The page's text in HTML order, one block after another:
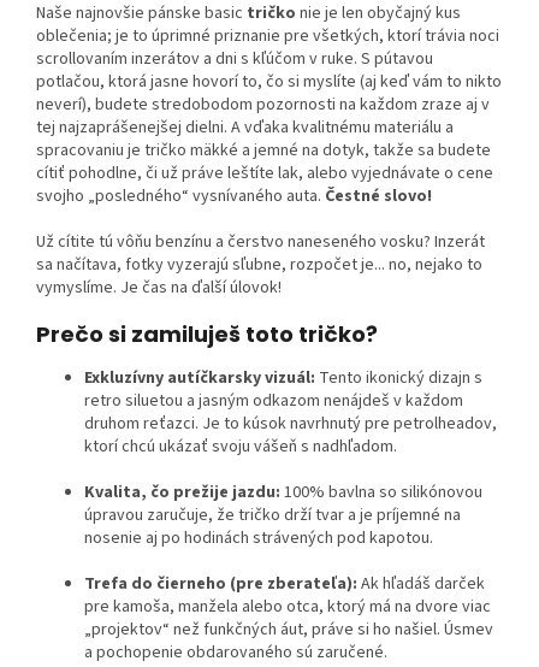
Naše najnovšie pánske basic tričko nie je len obyčajný kus
oblečenia; je to úprimné priznanie pre všetkých, ktorí trávia noci
scrollovaním inzerátov a dni s kľúčom v ruke. S pútavou
potlačou, ktorá jasne hovorí to, čo si myslíte (aj keď vám to nikto
neverí), budete stredobodom pozornosti na každom zraze aj v
tej najzaprášenejšej dielni. A vďaka kvalitnému materiálu a
spracovaniu je tričko mäkké a jemné na dotyk, takže sa budete
cítiť pohodlne, či už práve leštíte lak, alebo vyjednávate o cene
svojho „posledného“ vysnívaného auta. Čestné slovo!
Už cítite tú vôňu benzínu a čerstvo naneseného vosku? Inzerát
sa načítava, fotky vyzerajú sľubne, rozpočet je... no, nejako to
vymyslíme. Je čas na ďalší úlovok!
Prečo si zamiluješ toto tričko?
Exkluzívny autíčkarsky vizuál: Tento ikonický dizajn s
retro siluetou a jasným odkazom nenájdeš v každom
druhom reťazci. Je to kúsok navrhnutý pre petrolheadov,
ktorí chcú ukázať svoju vášeň s nadhľadom.
Kvalita, čo prežije jazdu: 100% bavlna so silikónovou
úpravou zaručuje, že tričko drží tvar a je príjemné na
nosenie aj po hodinách strávených pod kapotou.
Trefa do čierneho (pre zberateľa): Ak hľadáš darček
pre kamoša, manžela alebo otca, ktorý má na dvore viac
„projektov“ než funkčných áut, práve si ho našiel. Úsmev
a pochopenie obdarovaného sú zaručené.